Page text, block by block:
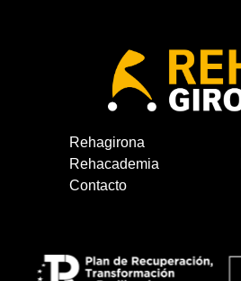
Rehagirona
Rehacademia
Contacto